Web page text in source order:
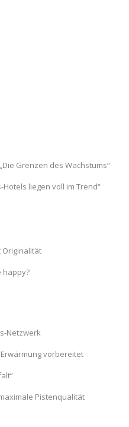
Grenzen des Wachstums“
liegen voll im Trend“
Originalität
happy?
Netzwerk
vorbereitet
Pistenqualität